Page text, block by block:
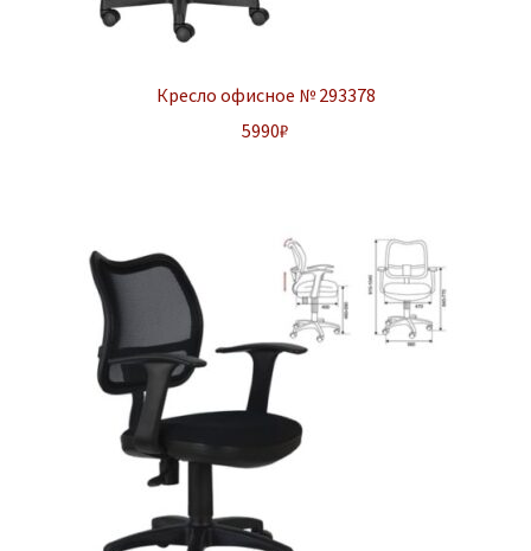
Кресло офисное № 293378
5990₽